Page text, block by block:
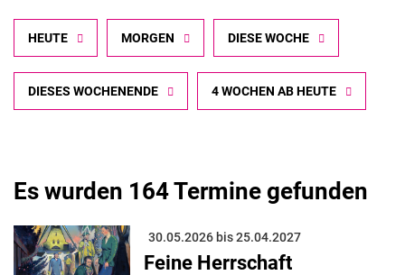
HEUTE MORGEN DIESE WOCHE
DIESES WOCHENENDE 4 WOCHEN AB HEUTE
Es wurden 164 Termine gefunden
30.05.2026 bis 25.04.2027
Feine Herrschaft